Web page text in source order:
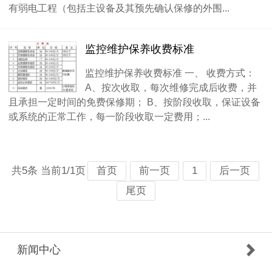
有弱电工程（包括主设备及其预先确认保修的外围...
监控维护保养收费标准
监控维护保养收费标准 一、 收费方式：
A、按次收取，每次维修完成后收费，并
且承担一定时间的免费保修期； B、按阶段收取，保证设备
或系统的正常工作，每一阶段收取一定费用；...
共5条 当前1/1页 首页 前一页 1
后一页
尾页
新闻中心